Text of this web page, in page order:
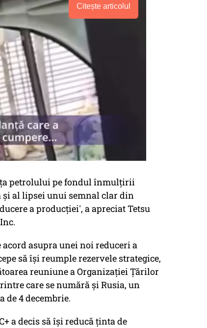
Citește articolul
petrolului pe fondul înmulţirii
al lipsei unui semnal clar din
a producţiei', a apreciat Tetsu
acord asupra unei noi reduceri a
să îşi reumple rezervele strategice,
reuniune a Organizaţiei Ţărilor
care se numără şi Rusia, un
de 4 decembrie.
a decis să îşi reducă ţinta de